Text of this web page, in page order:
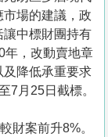
場的建議，政
讓中標財團持有
年，改動賣地章
降低承重要求
7月25日截標。
財案前升8%。